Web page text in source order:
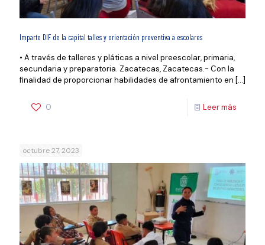
Imparte DIF de la capital talles y orientación preventiva a escolares
• A través de talleres y pláticas a nivel preescolar, primaria,
secundaria y preparatoria. Zacatecas, Zacatecas.- Con la
finalidad de proporcionar habilidades de afrontamiento en […]
0 Leer más
octubre 27, 2023